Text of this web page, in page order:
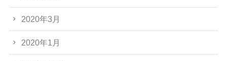
2020年3月
2020年1月